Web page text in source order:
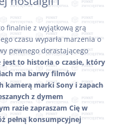
finalnie z wyjątkową grą
czasu wyparła marzenia o
pewnego dorastającego
jest to historia o czasie, który
ma barwy filmów
kamerą marki Sony i zapach
z dymem
razie zapraszam Cię w
pełną konsumpcyjnej